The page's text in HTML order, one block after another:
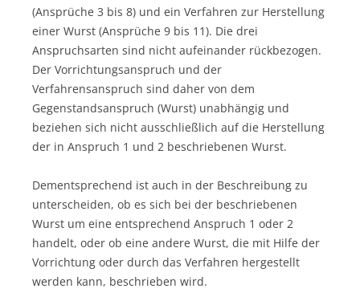
(Ansprüche 3 bis 8) und ein Verfahren zur Herstellung
einer Wurst (Ansprüche 9 bis 11). Die drei
Anspruchsarten sind nicht aufeinander rückbezogen.
Der Vorrichtungsanspruch und der
Verfahrensanspruch sind daher von dem
Gegenstandsanspruch (Wurst) unabhängig und
beziehen sich nicht ausschließlich auf die Herstellung
der in Anspruch 1 und 2 beschriebenen Wurst.
Dementsprechend ist auch in der Beschreibung zu
unterscheiden, ob es sich bei der beschriebenen
Wurst um eine entsprechend Anspruch 1 oder 2
handelt, oder ob eine andere Wurst, die mit Hilfe der
Vorrichtung oder durch das Verfahren hergestellt
werden kann, beschrieben wird.